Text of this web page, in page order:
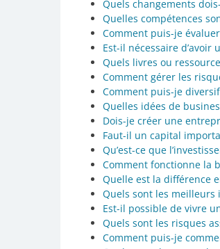
Quels changements
Quelles compétences
Comment puis-je
Est-il nécessaire d’avoir
Quels livres ou
Comment gérer les
Comment puis-je
Quelles idées de
Dois-je créer une
Faut-il un capital
Qu’est-ce que
Comment fonctionne la
Quelle est la différence
Quels sont les meilleurs
Est-il possible de vivre
Quels sont les risques
Comment puis-je